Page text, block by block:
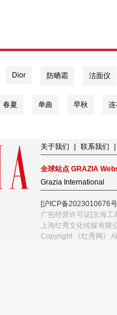
Dior 防晒霜 洁面仪
春夏 单曲 早秋
关于我们 联系我们
全球站点 GRAZIA
Grazia International
[沪ICP备2023010676
广告经营许可证[京海
上海红秀文化传媒有限
Copyright 《红秀网》